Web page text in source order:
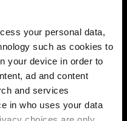
your personal data,
such as cookies to
your device in order to
ad and content
and services
in who uses your data